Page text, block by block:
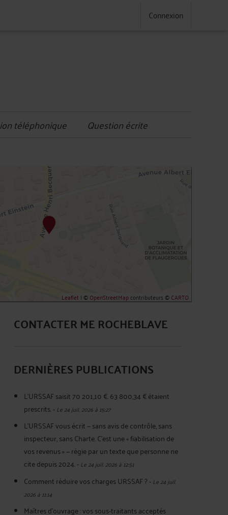
Connexion
téléphonique Question écrite
Leaflet | ©OpenStreetMapcontributeurs ©CARTO
CONTACTER ME ROCHEBLAVE
DERNIÈRES PUBLICATIONS
L'URSSAF saisit 70 201,10 €. 63 800,34 € étaient
prescrits.-Le 24 juil. 2026 à 15:27
L'URSSAF vous écrit — sans avis de contrôle, sans
inspecteur, sans Charte. C'est une « fiabilisation de
vos revenus » — régie par un texte que personne ne
cite depuis 2024.-Le 24 juil. 2026 à 12:51
Comment réduire vos charges URSSAF ?-Le 24 juil.
2026 à 11:14
Maîtres d'ouvrage : vos sous-traitants acceptés